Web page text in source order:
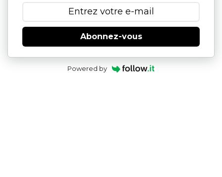
Abonnez-vous
Powered by